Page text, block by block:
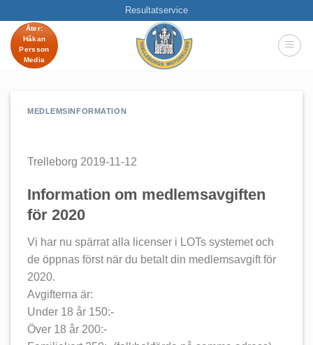
content
Resultatservice
Åter:
Håkan
Persson
Media
MEDLEMSINFORMATION
Trelleborg 2019-11-12
Information om medlemsavgiften
för 2020
Vi har nu spärrat alla licenser i LOTs systemet och
de öppnas först när du betalt din medlemsavgift för
2020.
Avgifterna är:
Under 18 år 150:-
Över 18 år 200:-